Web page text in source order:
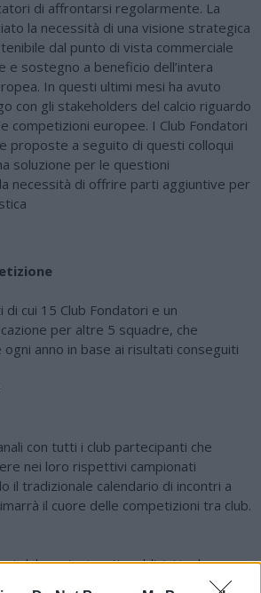
di affrontarsi regolarmente. La
la necessità di una visione strategica
dal punto di vista commerciale
e sostegno a beneficio dell’intera
In questi ultimi mesi ha avuto
con gli stakeholders del calcio riguardo
competizioni europee. I Club Fondatori
proposte a seguito di questi colloqui
soluzione per le questioni
necessità di offrire parti aggiuntive per
cui 15 Club Fondatori e un
per altre 5 squadre, che
anno in base ai risultati conseguiti
con tutti i club partecipanti che
nei loro rispettivi campionati
il tradizionale calendario di incontri a
il cuore delle competizioni tra club.
i club partecipanti suddivisi in due
che giocheranno sia in casa che in